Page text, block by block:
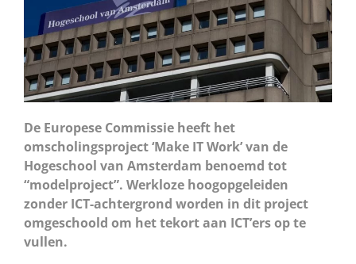
De Europese Commissie heeft het
omscholingsproject ‘Make IT Work’ van de
Hogeschool van Amsterdam benoemd tot
“modelproject”. Werkloze hoogopgeleiden
zonder ICT-achtergrond worden in dit project
omgeschoold om het tekort aan ICT’ers op te
vullen.